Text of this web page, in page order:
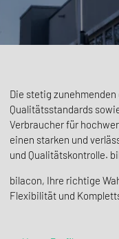
Die stetig
Qualitätsstandards
Verbraucher für
einen starken und
und Qualitätskontrolle.
bilacon, Ihre richtige
Flexibilität und